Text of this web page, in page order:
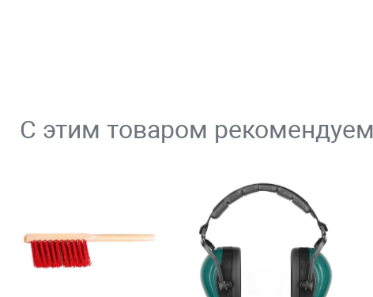
С этим товаром рекомендуем